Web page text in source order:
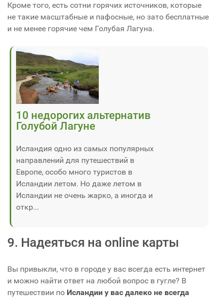
Кроме того, есть сотни горячих источников, которые
не такие масштабные и пафосные, но зато бесплатные
и не менее горячие чем Голубая Лагуна.
10 недорогих альтернатив
Голубой Лагуне
Исландия одно из самых популярных
направлений для путешествий в
Европе, особо много туристов в
Исландии летом. Но даже летом в
Исландии не очень жарко, а иногда и
откр...
9. Надеяться на online карты
Вы привыкли, что в городе у вас всегда есть интернет
и можно найти ответ на любой вопрос в гугле? В
путешествии по Исландии у вас далеко не всегда